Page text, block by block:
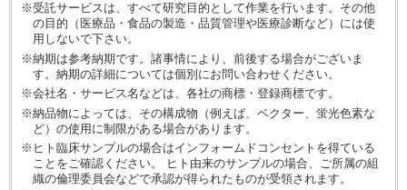
※受託サービスは、すべて研究目的として作業を行います。その他
の目的（医療品・食品の製造・品質管理や医療診断など）には使
用しないで下さい。
※納期は参考納期です。諸事情により、前後する場合がございま
す。納期の詳細については個別にお問い合わせください。
※会社名・サービス名などは、各社の商標・登録商標です。
※納品物によっては、その構成物（例えば、ベクター、蛍光色素な
ど）の使用に制限がある場合があります。
※ヒト臨床サンプルの場合はインフォームドコンセントを得ている
ことをご確認ください。 ヒト由来のサンプルの場合、ご所属の組
織の倫理委員会などで承認が得られたものが受領されます。